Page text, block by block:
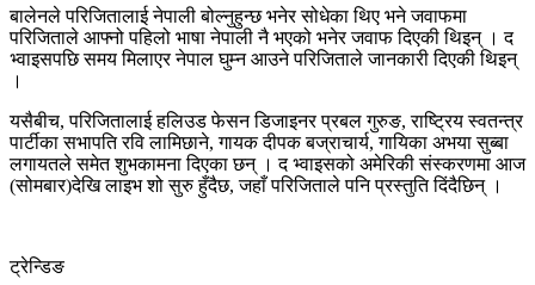
बालेनले परिजितालाई नेपाली बोल्नुहुन्छ भनेर सोधेका थिए भने जवाफमा
परिजिताले आफ्नो पहिलो भाषा नेपाली नै भएको भनेर जवाफ दिएकी थिइन् । द
भ्वाइसपछि समय मिलाएर नेपाल घुम्न आउने परिजिताले जानकारी दिएकी थिइन्
।
यसैबीच, परिजितालाई हलिउड फेसन डिजाइनर प्रबल गुरुङ, राष्ट्रिय स्वतन्त्र
पार्टीका सभापति रवि लामिछाने, गायक दीपक बज्राचार्य, गायिका अभया सुब्बा
लगायतले समेत शुभकामना दिएका छन् । द भ्वाइसको अमेरिकी संस्करणमा आज
(सोमबार)देखि लाइभ शो सुरु हुँदैछ, जहाँ परिजिताले पनि प्रस्तुति दिंदैछिन् ।
ट्रेन्डिङ